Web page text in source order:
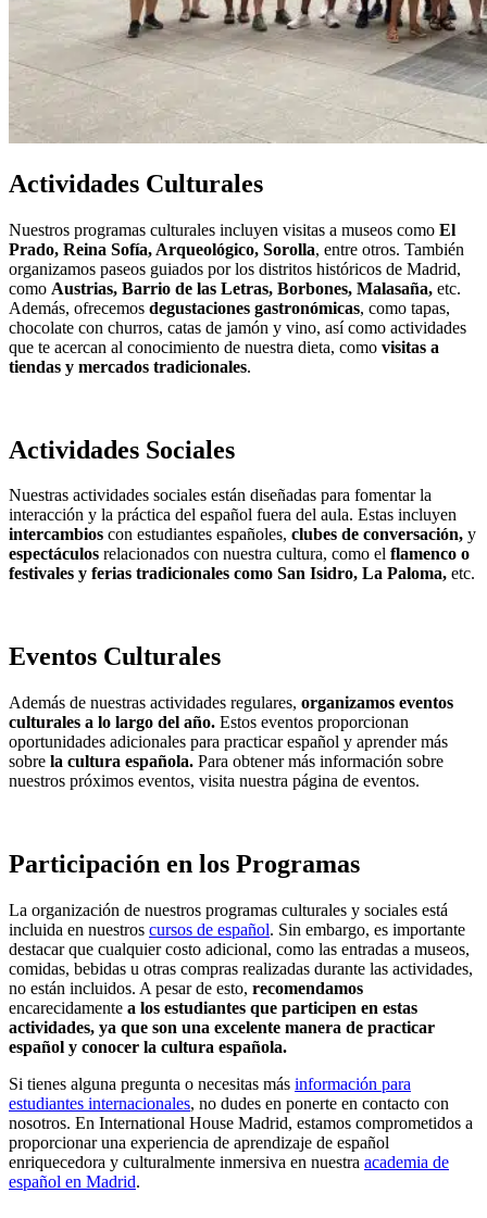
Actividades Culturales
Nuestros programas culturales incluyen visitas a museos como El
Prado, Reina Sofía, Arqueológico, Sorolla, entre otros. También
organizamos paseos guiados por los distritos históricos de Madrid,
como Austrias, Barrio de las Letras, Borbones, Malasaña, etc.
Además, ofrecemos degustaciones gastronómicas, como tapas,
chocolate con churros, catas de jamón y vino, así como actividades
que te acercan al conocimiento de nuestra dieta, como visitas a
tiendas y mercados tradicionales.
Actividades Sociales
Nuestras actividades sociales están diseñadas para fomentar la
interacción y la práctica del español fuera del aula. Estas incluyen
intercambios con estudiantes españoles, clubes de conversación, y
espectáculos relacionados con nuestra cultura, como el flamenco o
festivales y ferias tradicionales como San Isidro, La Paloma, etc.
Eventos Culturales
Además de nuestras actividades regulares, organizamos eventos
culturales a lo largo del año. Estos eventos proporcionan
oportunidades adicionales para practicar español y aprender más
sobre la cultura española. Para obtener más información sobre
nuestros próximos eventos, visita nuestra página de eventos.
Participación en los Programas
La organización de nuestros programas culturales y sociales está
incluida en nuestros cursos de español. Sin embargo, es importante
destacar que cualquier costo adicional, como las entradas a museos,
comidas, bebidas u otras compras realizadas durante las actividades,
no están incluidos. A pesar de esto, recomendamos
encarecidamente a los estudiantes que participen en estas
actividades, ya que son una excelente manera de practicar
español y conocer la cultura española.
Si tienes alguna pregunta o necesitas más información para
estudiantes internacionales, no dudes en ponerte en contacto con
nosotros. En International House Madrid, estamos comprometidos a
proporcionar una experiencia de aprendizaje de español
enriquecedora y culturalmente inmersiva en nuestra academia de
español en Madrid.